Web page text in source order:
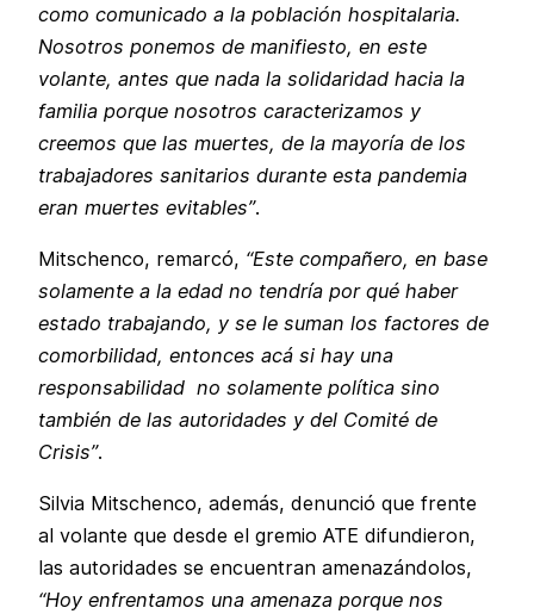
como comunicado a la población hospitalaria.
Nosotros ponemos de manifiesto, en este
volante, antes que nada la solidaridad hacia la
familia porque nosotros caracterizamos y
creemos que las muertes, de la mayoría de los
trabajadores sanitarios durante esta pandemia
eran muertes evitables”.
Mitschenco, remarcó, “Este compañero, en base
solamente a la edad no tendría por qué haber
estado trabajando, y se le suman los factores de
comorbilidad, entonces acá si hay una
responsabilidad no solamente política sino
también de las autoridades y del Comité de
Crisis”.
Silvia Mitschenco, además, denunció que frente
al volante que desde el gremio ATE difundieron,
las autoridades se encuentran amenazándolos,
“Hoy enfrentamos una amenaza porque nos